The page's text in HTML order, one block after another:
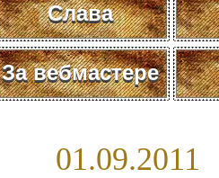
Слава
За вебмастере
01.09.2011